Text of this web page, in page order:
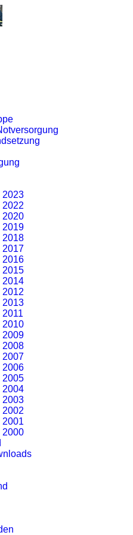
2023
2022
2020
2019
2018
2017
2016
2015
2014
2012
2013
2011
2010
2009
2008
2007
2006
2005
2004
2003
2002
2001
2000